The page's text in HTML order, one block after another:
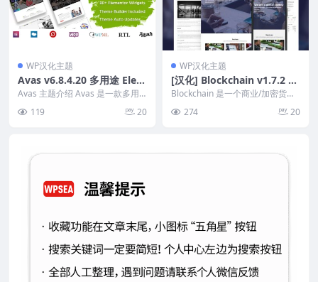
WP汉化主题
Avas v6.8.4.20 多用途 Elem
entor WordPress 主题，适
合各种行业
Avas 主题介绍 Avas 是一款多用
种... 119 20
WP汉化主题
[汉化] Blockchain v1.7.2 商
业/加密货币/ICO主题
Blockchain 是一个商业/加密货币/
274 20